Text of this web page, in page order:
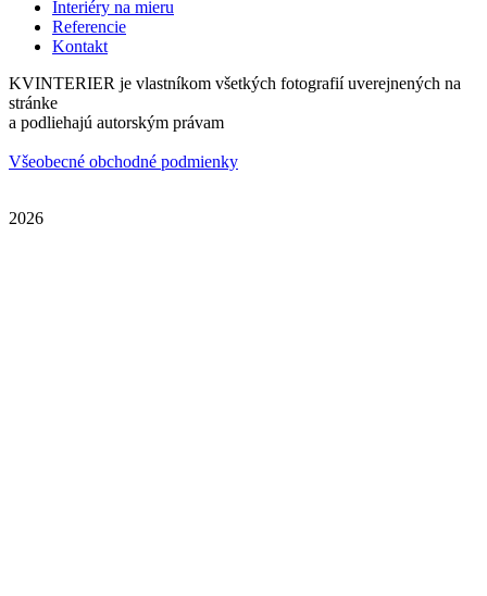
Interiéry na mieru
Referencie
Kontakt
KVINTERIER je vlastníkom všetkých fotografií uverejnených na
stránke
a podliehajú autorským právam
Všeobecné obchodné podmienky
2026